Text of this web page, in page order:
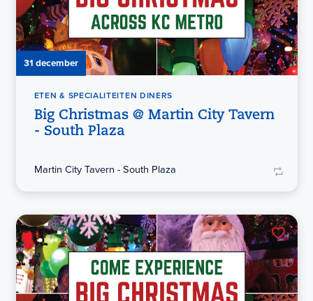
31 december
ETEN & SPECIALITEITEN DINERS
Big Christmas @ Martin City Tavern
- South Plaza
Martin City Tavern - South Plaza